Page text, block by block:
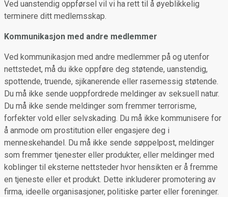
Ved uanstendig oppførsel vil vi ha rett til å øyeblikkelig
terminere ditt medlemsskap.
Kommunikasjon med andre medlemmer
Ved kommunikasjon med andre medlemmer på og utenfor
nettstedet, må du ikke oppføre deg støtende, uanstendig,
spottende, truende, sjikanerende eller rasemessig støtende.
Du må ikke sende uoppfordrede meldinger av seksuell natur.
Du må ikke sende meldinger som fremmer terrorisme,
forfekter vold eller selvskading. Du må ikke kommunisere for
å anmode om prostitution eller engasjere deg i
menneskehandel. Du må ikke sende søppelpost, meldinger
som fremmer tjenester eller produkter, eller meldinger med
koblinger til eksterne nettsteder hvor hensikten er å fremme
en tjeneste eller et produkt. Dette inkluderer promotering av
firma, ideelle organisasjoner, politiske parter eller foreninger.